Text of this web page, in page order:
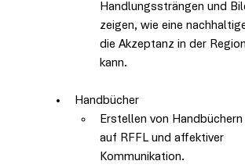
Handlungssträngen und
zeigen, wie eine
die Akzeptanz in der
kann.
Handbücher
Erstellen von Handbüchern
auf RFFL und affektiver
Kommunikation.